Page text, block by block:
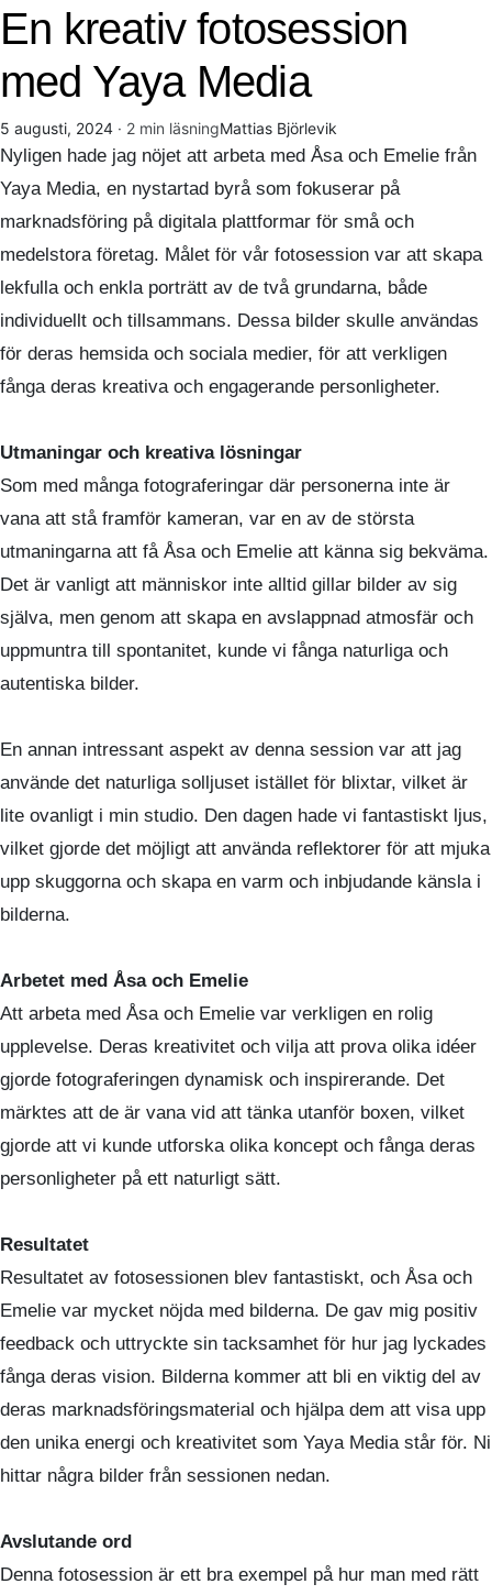
En kreativ fotosession
med Yaya Media
5 augusti, 2024 · 2 min läsningMattias Björlevik
Nyligen hade jag nöjet att arbeta med Åsa och Emelie från
Yaya Media, en nystartad byrå som fokuserar på
marknadsföring på digitala plattformar för små och
medelstora företag. Målet för vår fotosession var att skapa
lekfulla och enkla porträtt av de två grundarna, både
individuellt och tillsammans. Dessa bilder skulle användas
för deras hemsida och sociala medier, för att verkligen
fånga deras kreativa och engagerande personligheter.
Utmaningar och kreativa lösningar
Som med många fotograferingar där personerna inte är
vana att stå framför kameran, var en av de största
utmaningarna att få Åsa och Emelie att känna sig bekväma.
Det är vanligt att människor inte alltid gillar bilder av sig
själva, men genom att skapa en avslappnad atmosfär och
uppmuntra till spontanitet, kunde vi fånga naturliga och
autentiska bilder.
En annan intressant aspekt av denna session var att jag
använde det naturliga solljuset istället för blixtar, vilket är
lite ovanligt i min studio. Den dagen hade vi fantastiskt ljus,
vilket gjorde det möjligt att använda reflektorer för att mjuka
upp skuggorna och skapa en varm och inbjudande känsla i
bilderna.
Arbetet med Åsa och Emelie
Att arbeta med Åsa och Emelie var verkligen en rolig
upplevelse. Deras kreativitet och vilja att prova olika idéer
gjorde fotograferingen dynamisk och inspirerande. Det
märktes att de är vana vid att tänka utanför boxen, vilket
gjorde att vi kunde utforska olika koncept och fånga deras
personligheter på ett naturligt sätt.
Resultatet
Resultatet av fotosessionen blev fantastiskt, och Åsa och
Emelie var mycket nöjda med bilderna. De gav mig positiv
feedback och uttryckte sin tacksamhet för hur jag lyckades
fånga deras vision. Bilderna kommer att bli en viktig del av
deras marknadsföringsmaterial och hjälpa dem att visa upp
den unika energi och kreativitet som Yaya Media står för. Ni
hittar några bilder från sessionen nedan.
Avslutande ord
Denna fotosession är ett bra exempel på hur man med rätt